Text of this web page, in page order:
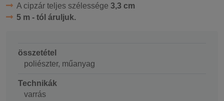
A cipzár teljes szélessége 3,3 cm
5 m - tól áruljuk.
összetétel
poliészter, műanyag
Technikák
varrás